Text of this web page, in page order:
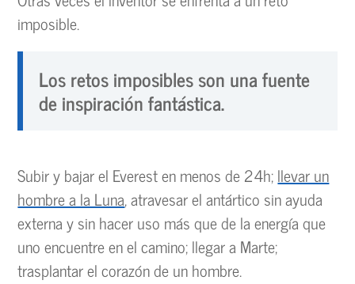
imposible.
Los retos imposibles son una fuente
de inspiración fantástica.
Subir y bajar el Everest en menos de 24h;llevar un
hombre a la Luna, atravesar el antártico sin ayuda
externa y sin hacer uso más que de la energía que
uno encuentre en el camino; llegar a Marte;
trasplantar el corazón de un hombre.